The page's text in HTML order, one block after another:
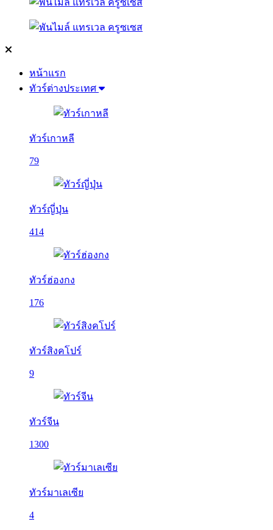
หน้าแรก
ทัวร์ต่างประเทศ
ทัวร์เกาหลี
79
ทัวร์ญี่ปุ่น
414
ทัวร์ฮ่องกง
176
ทัวร์สิงคโปร์
9
ทัวร์จีน
1300
ทัวร์มาเลเซีย
4